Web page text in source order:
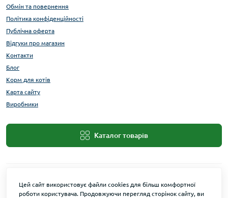
Обмін та повернення
Політика конфіденційності
Публічна оферта
Відгуки про магазин
Контакти
Блог
Корм для котів
Карта сайту
Виробники
Каталог товарів
Цей сайт використовує файли cookies для більш комфортної
роботи користувача. Продовжуючи перегляд сторінок сайту, ви